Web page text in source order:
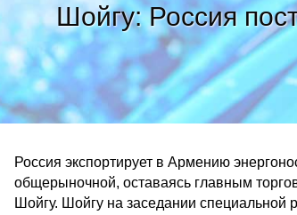
Шойгу: Россия
Россия экспортирует в Армению
общерыночной, оставаясь главным
Шойгу. Шойгу на заседании